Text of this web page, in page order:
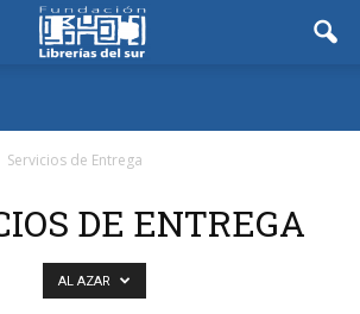
Servicios de Entrega
DE ENTREGA
AL AZAR